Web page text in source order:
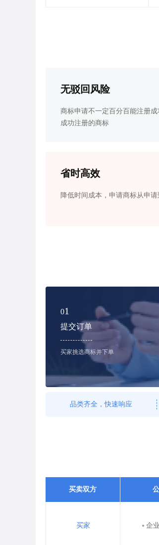
无驳回风险
商标申请不一定百分百能注册
成功注册的商标
省时高效
降低时间成本，申请商标从申
01
提交订单
买家挑选商标并下单
品类齐全，快速响应
买卖双方
买家 企